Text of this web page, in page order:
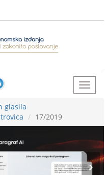
glasila
17/2019